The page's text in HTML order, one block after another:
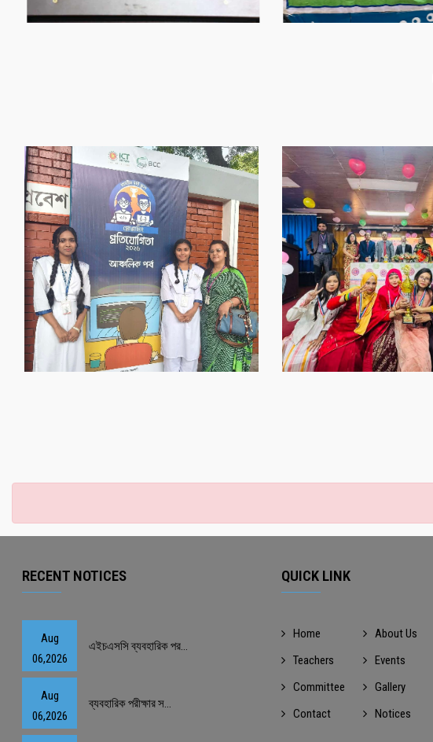
‌গৌর‌বের অর্জন
‌গৌর‌বের অর্জন
গৌরবের মুহূর্ত
গৌরবের মুহূর্ত
RECENT NOTICES
Aug
06,2026
এইচএসসি ব্যবহারিক পর...
Aug
06,2026
ব্যবহারিক পরীক্ষার স...
QUICK LINK
Home
About Us
Teachers
Events
Committee
Gallery
Contact
Notices